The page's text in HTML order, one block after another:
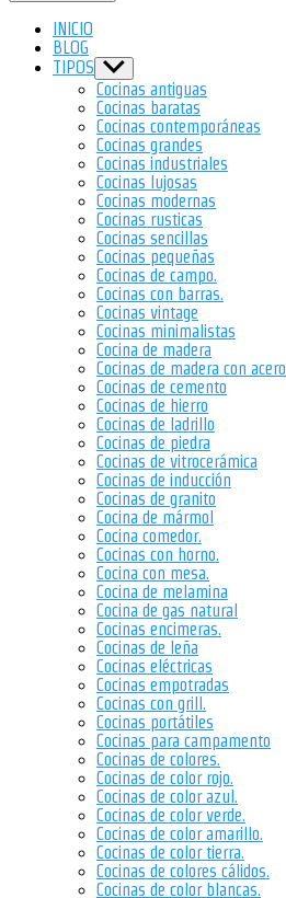
INICIO
BLOG
TIPOS Show
sub
menu
Cocinas antiguas
Cocinas baratas
Cocinas contemporáneas
Cocinas grandes
Cocinas industriales
Cocinas lujosas
Cocinas modernas
Cocinas rusticas
Cocinas sencillas
Cocinas pequeñas
Cocinas de campo.
Cocinas con barras.
Cocinas vintage
Cocinas minimalistas
Cocina de madera
Cocinas de madera con acero
Cocinas de cemento
Cocinas de hierro
Cocinas de ladrillo
Cocinas de piedra
Cocinas de vitrocerámica
Cocinas de inducción
Cocinas de granito
Cocina de mármol
Cocina comedor.
Cocinas con horno.
Cocina con mesa.
Cocina de melamina
Cocina de gas natural
Cocinas encimeras.
Cocinas de leña
Cocinas eléctricas
Cocinas empotradas
Cocinas con grill.
Cocinas portátiles
Cocinas para campamento
Cocinas de colores.
Cocinas de color rojo.
Cocinas de color azul.
Cocinas de color verde.
Cocinas de color amarillo.
Cocinas de color tierra.
Cocinas de colores cálidos.
Cocinas de color blancas.